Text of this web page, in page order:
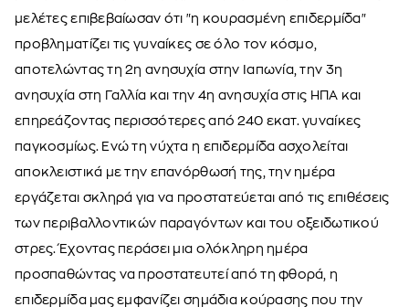
μελέτες επιβεβαίωσαν ότι "η κουρασμένη επιδερμίδα"
προβληματίζει τις γυναίκες σε όλο τον κόσμο,
αποτελώντας τη 2η ανησυχία στην Ιαπωνία, την 3η
ανησυχία στη Γαλλία και την 4η ανησυχία στις ΗΠΑ και
επηρεάζοντας περισσότερες από 240 εκατ. γυναίκες
παγκοσμίως. Ενώ τη νύχτα η επιδερμίδα ασχολείται
αποκλειστικά με την επανόρθωσή της, την ημέρα
εργάζεται σκληρά για να προστατεύεται από τις επιθέσεις
των περιβαλλοντικών παραγόντων και του οξειδωτικού
στρες. Έχοντας περάσει μια ολόκληρη ημέρα
προσπαθώντας να προστατευτεί από τη φθορά, η
επιδερμίδα μας εμφανίζει σημάδια κούρασης που την